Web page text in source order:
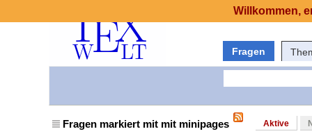
Fragen
Fragen markiert mit mit minipages Aktive
Willkommen,